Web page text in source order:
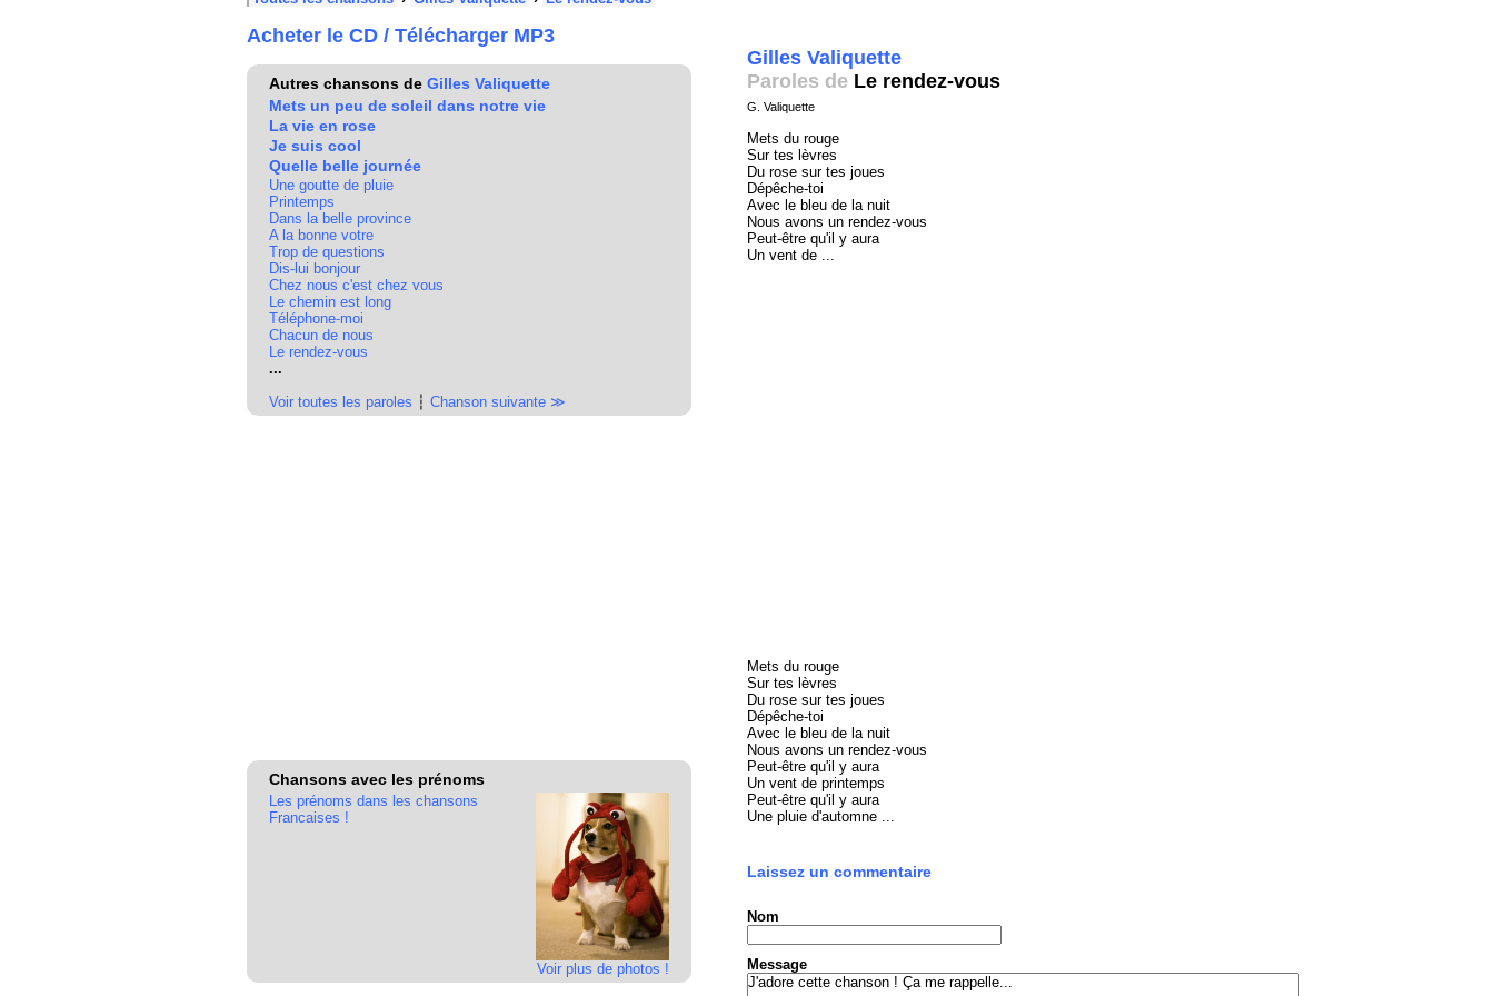
Acheter le CD / Télécharger MP3
Autres chansons de Gilles Valiquette
Mets un peu de soleil dans notre vie
La vie en rose
Je suis cool
Quelle belle journée
Une goutte de pluie
Printemps
Dans la belle province
A la bonne votre
Trop de questions
Dis-lui bonjour
Chez nous c'est chez vous
Le chemin est long
Téléphone-moi
Chacun de nous
Le rendez-vous
...
Voir toutes les paroles ┆ Chanson suivante ≫
Chansons avec les prénoms
Voir plus de photos !
Les prénoms dans les chansons
Francaises !
Gilles Valiquette
Paroles de Le rendez-vous
G. Valiquette
Mets du rouge
Sur tes lèvres
Du rose sur tes joues
Dépêche-toi
Avec le bleu de la nuit
Nous avons un rendez-vous
Peut-être qu'il y aura
Un vent de ...
Mets du rouge
Sur tes lèvres
Du rose sur tes joues
Dépêche-toi
Avec le bleu de la nuit
Nous avons un rendez-vous
Peut-être qu'il y aura
Un vent de printemps
Peut-être qu'il y aura
Une pluie d'automne ...
Laissez un commentaire
Nom
Message